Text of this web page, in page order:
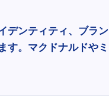
デンティティ、ブラン
す。マクドナルドやミ